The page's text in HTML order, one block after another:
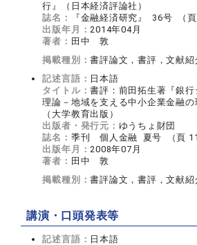
行』（日本経済評論社）
誌名：
『金融経済研究』 36号 （頁
出版年月：2014年04月
著者： 田中 敦
掲載種別：書評論文，書評，文献紹
記述言語： 日本語
タイトル：書評：前田拓生著『銀行
理論－地域を支える中小企業金融の
（大学教育出版）
出版者・発行元： ゆうちょ財団
誌名： 季刊 個人金融 夏号 （頁
出版年月：2008年07月
著者： 田中 敦
掲載種別：書評論文，書評，文献紹
講演・口頭発表等
記述言語： 日本語